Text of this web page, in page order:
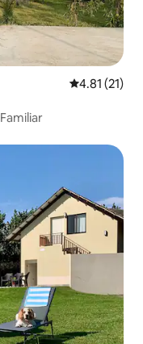
Calificación
4.81 (21)
Familiar